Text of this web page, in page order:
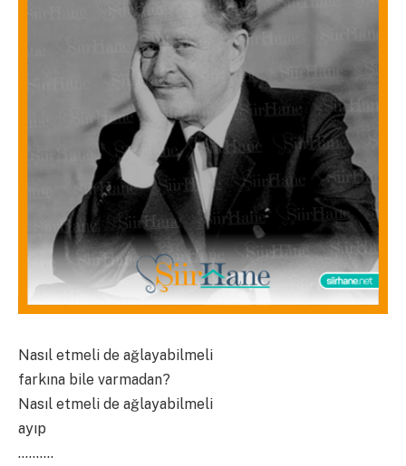
Nasıl etmeli de ağlayabilmeli
farkına bile varmadan?
Nasıl etmeli de ağlayabilmeli
ayıp
……….